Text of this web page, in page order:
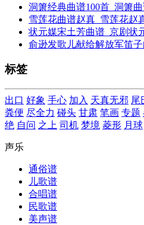
洞箫经典曲谱100首_洞箫
雪莲花曲谱赵真_雪莲花赵
状元媒宋土芳曲谱_京剧状
俞逊发歌儿献给解放军笛
标签
出口 好象 手心 加入 天真无邪 尾
粪便 尽全力 碰头 甘肃 笔画 专题
绝 自问 之上 司机 梦境 菱形 月球
声乐
通俗谱
儿歌谱
合唱谱
民歌谱
美声谱